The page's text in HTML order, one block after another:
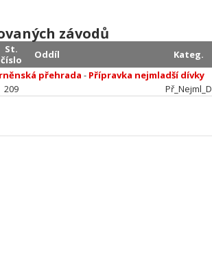
závodů
St.
číslo
Oddíl Kateg.
přehrada - Přípravka nejmladší dívky
209 Př_Nejml_D